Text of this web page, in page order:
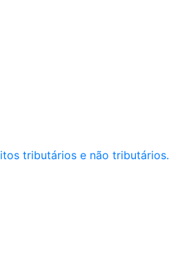
tributários e não tributários.